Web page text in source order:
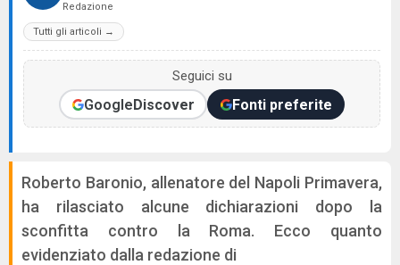
Redazione
Tutti gli articoli →
Seguici su
GoogleDiscover Fonti preferite
Roberto Baronio, allenatore del Napoli Primavera,
ha rilasciato alcune dichiarazioni dopo la
sconfitta contro la Roma. Ecco quanto
evidenziato dalla redazione di